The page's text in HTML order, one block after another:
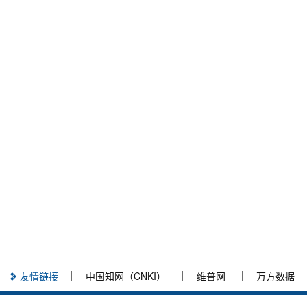
友情链接 中国知网（CNKI） 维普网 万方数据